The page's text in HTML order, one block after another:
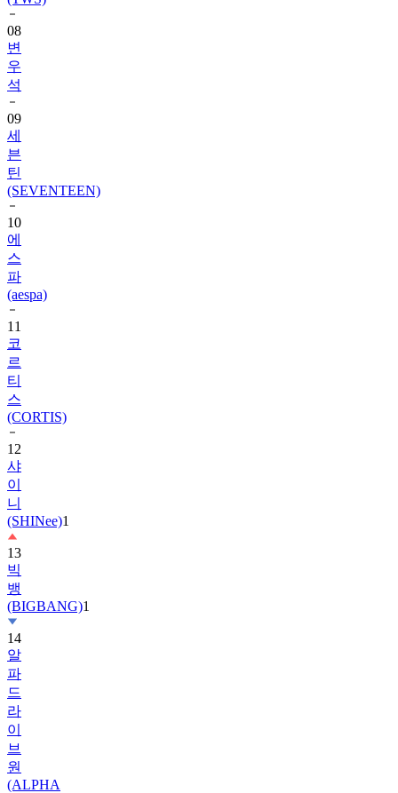
변
우
석
09
세
븐
틴
(SEVENTEEN)
10
에
스
파
(aespa)
11
코
르
티
스
(CORTIS)
12
샤
이
니
(SHINee)
13
빅
뱅
(BIGBANG)
14
알
파
드
라
이
브
원
(ALPHA
DRIVE
ONE)1